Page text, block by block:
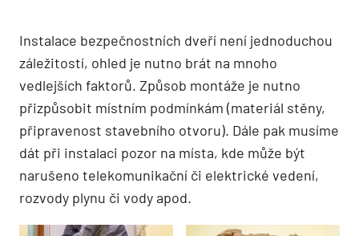
Instalace bezpečnostních dveří není jednoduchou
záležitostí, ohled je nutno brát na mnoho
vedlejších faktorů. Způsob montáže je nutno
přizpůsobit místním podmínkám (materiál stěny,
připravenost stavebního otvoru). Dále pak musíme
dát při instalaci pozor na místa, kde může být
narušeno telekomunikační či elektrické vedení,
rozvody plynu či vody apod.